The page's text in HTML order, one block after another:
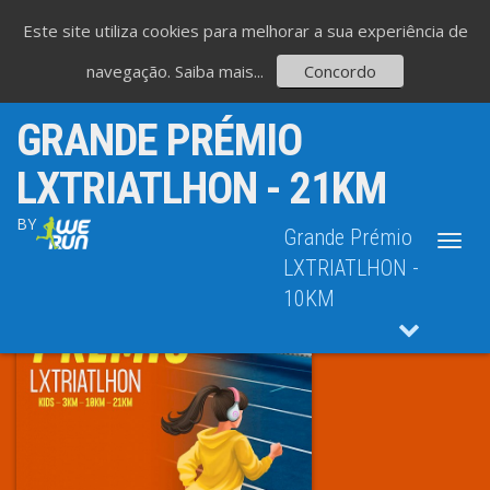
GRANDE PRÉMIO
LXTRIATLHON - 21KM
BY
Grande Prémio
LXTRIATLHON -
10KM
Este site utiliza cookies para melhorar a sua experiência de
navegação. Saiba mais... Concordo